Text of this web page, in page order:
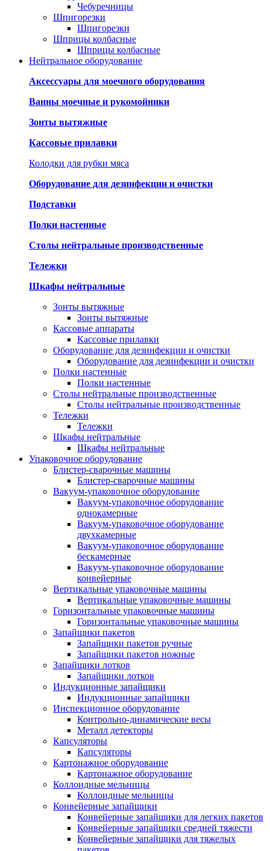
Чебуречницы
Шпигорезки
Шпигорезки
Шприцы колбасные
Шприцы колбасные
Нейтральное оборудование
Аксессуары для моечного оборудования
Ванны моечные и рукомойники
Зонты вытяжные
Кассовые прилавки
Колодки для рубки мяса
Оборудование для дезинфекции и очистки
Подставки
Полки настенные
Столы нейтральные производственные
Тележки
Шкафы нейтральные
Зонты вытяжные
Зонты вытяжные
Кассовые аппараты
Кассовые прилавки
Оборудование для дезинфекции и очистки
Оборудование для дезинфекции и очистки
Полки настенные
Полки настенные
Столы нейтральные производственные
Столы нейтральные производственные
Тележки
Тележки
Шкафы нейтральные
Шкафы нейтральные
Упаковочное оборудование
Блистер-сварочные машины
Блистер-сварочные машины
Вакуум-упаковочное оборудование
Вакуум-упаковочное оборудование
однокамерные
Вакуум-упаковочное оборудование
двухкамерные
Вакуум-упаковочное оборудование
беcкамерные
Вакуум-упаковочное оборудование
конвейерные
Вертикальные упаковочные машины
Вертикальные упаковочные машины
Горизонтальные упаковочные машины
Горизонтальные упаковочные машины
Запайщики пакетов
Запайщики пакетов ручные
Запайщики пакетов ножные
Запайщики лотков
Запайщики лотков
Индукционные запайщики
Индукционные запайщики
Инспекционное оборудование
Контрольно-динамические весы
Металл детекторы
Капсуляторы
Капсуляторы
Картонажное оборудование
Картонажное оборудование
Коллоидные мельницы
Коллоидные мельницы
Конвейерные запайщики
Конвейерные запайщики для легких пакетов
Конвейерные запайщики средней тяжести
Конвейерные запайщики для тяжелых